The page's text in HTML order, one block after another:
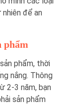
để an
phẩm
phẩm, thời
nắng. Thông
2-3 năm, bạn
sản phẩm